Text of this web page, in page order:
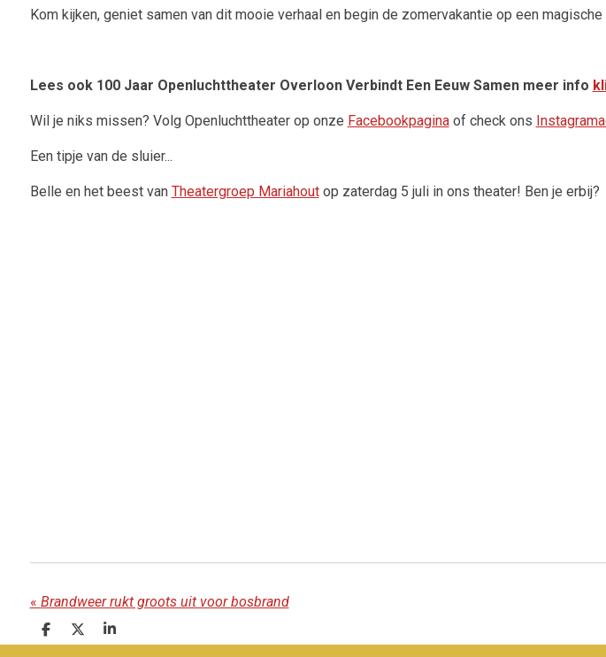
Kom kijken, geniet samen van dit mooie verhaal en begin de zomervakantie op een magische
Lees ook 100 Jaar Openluchttheater Overloon Verbindt Een Eeuw Samen meer info
Wil je niks missen? Volg Openluchttheater op onze Facebookpaginaof check ons
Een tipje van de sluier...
Belle en het beest van Theatergroep Mariahoutop zaterdag 5 juli in ons theater! Ben je erbij?
« Brandweer rukt groots uit voor bosbrand
D
e
D
e
S
h